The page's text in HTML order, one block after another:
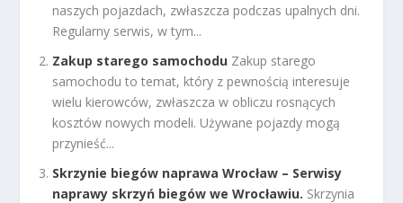
naszych pojazdach, zwłaszcza podczas upalnych dni.
Regularny serwis, w tym...
Zakup starego samochodu Zakup starego
samochodu to temat, który z pewnością interesuje
wielu kierowców, zwłaszcza w obliczu rosnących
kosztów nowych modeli. Używane pojazdy mogą
przynieść...
Skrzynie biegów naprawa Wrocław – Serwisy
naprawy skrzyń biegów we Wrocławiu. Skrzynia